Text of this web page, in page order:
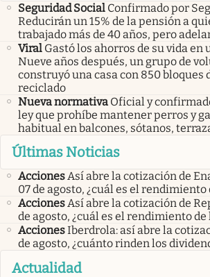
Seguridad Social Confirmado por
Reducirán un 15% de la pensión a
trabajado más de 40 años, pero
Viral Gastó los ahorros de su vida en
Nueve años después, un grupo de
construyó una casa con 850 bloques
reciclado
Nueva normativa Oficial y
ley que prohíbe mantener perros y
habitual en balcones, sótanos,
Últimas Noticias
AccionesAsí abre la cotización de
07 de agosto, ¿cuál es el rendimiento
AccionesAsí abre la cotización de
de agosto, ¿cuál es el rendimiento de
AccionesIberdrola: así abre la
de agosto, ¿cuánto rinden los
Actualidad